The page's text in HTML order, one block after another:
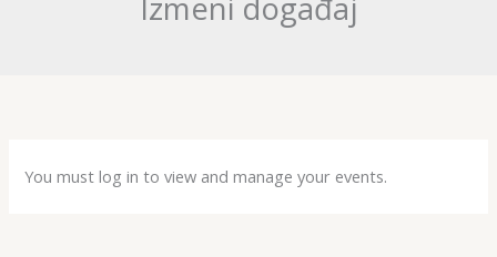
Izmeni događaj
You must log in to view and manage your events.